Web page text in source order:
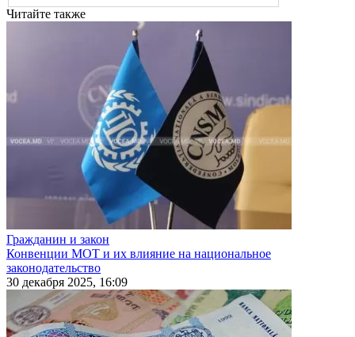
Читайте также
Гражданин и закон
Конвенции МОТ и их влияние на национальное
законодательство
30 декабря 2025, 16:09